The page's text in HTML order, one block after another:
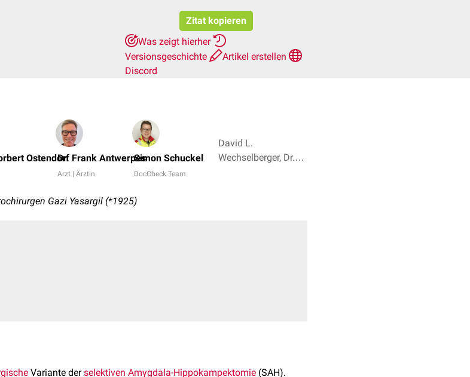
Zitat kopieren
Was zeigt hierher
Versionsgeschichte
Artikel erstellen
Discord
OstendorfDr. Frank Antwerpes
Arzt | Ärztin
Simon Schuckel
DocCheck Team
David L.
Wechselberger, Dr.
Gazi Yasargil (*1925)
Variante derselektiven Amygdala-Hippokampektomie (SAH).